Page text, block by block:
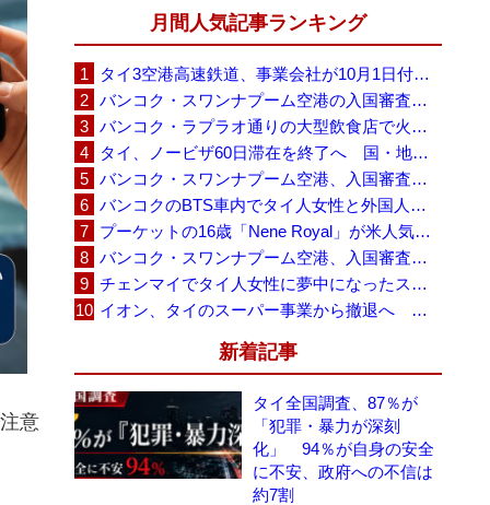
意
月間人気記事ランキング
タイ3空港高速鉄道、事業会社が10月1日付の契約終了を通知 「現時点での撤退決定ではない」
バンコク・スワンナプーム空港の入国審査に長蛇の列、SNSで「3～4時間待ち」との投稿が拡散
バンコク・ラプラオ通りの大型飲食店で火災、27人死亡・多数負傷
タイ、ノービザ60日滞在を終了へ 国・地域別に30日・15日へ再編
バンコク・スワンナプーム空港、入国審査で2～3時間待ちの時間帯も 審査厳格化と人員不足が影響か
バンコクのBTS車内でタイ人女性と外国人学生グループが口論、騒音めぐる動画が拡散
プーケットの16歳「Nene Royal」が米人気番組で圧巻の演奏、審査員4人全員が「Yes」
バンコク・スワンナプーム空港、入国審査の自動化ゲート拡充へ 2026年9月に第2段階
チェンマイでタイ人女性に夢中になったスウェーデン人男性、全財産を失い捨てられる
イオン、タイのスーパー事業から撤退へ 「MaxValu」30店舗をセントラルに売却
新着記事
タイ全国調査、87％が
「犯罪・暴力が深刻
化」 94％が自身の安全
に不安、政府への不信は
約7割